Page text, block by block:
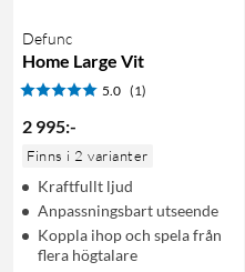
Defunc
Home Large Vit
5.0 (1)
2 995:-
Finns i 2 varianter
Kraftfullt ljud
Anpassningsbart utseende
Koppla ihop och spela från
flera högtalare